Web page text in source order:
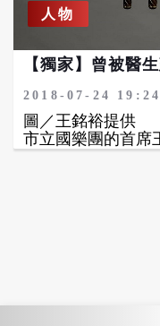
人物
【獨家】曾被醫
2018-07-24 19:24
圖／王銘裕提供
市立國樂團的首席